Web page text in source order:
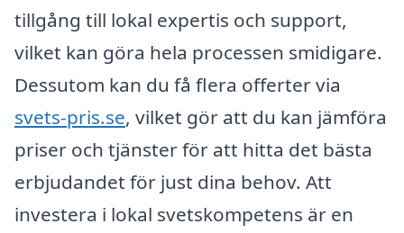
tillgång till lokal expertis och support,
vilket kan göra hela processen smidigare.
Dessutom kan du få flera offerter via
svets-pris.se, vilket gör att du kan jämföra
priser och tjänster för att hitta det bästa
erbjudandet för just dina behov. Att
investera i lokal svetskompetens är en